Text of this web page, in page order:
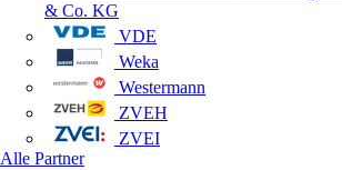
& Co. KG
VDE
Weka
Westermann
ZVEH
ZVEI
Alle Partner